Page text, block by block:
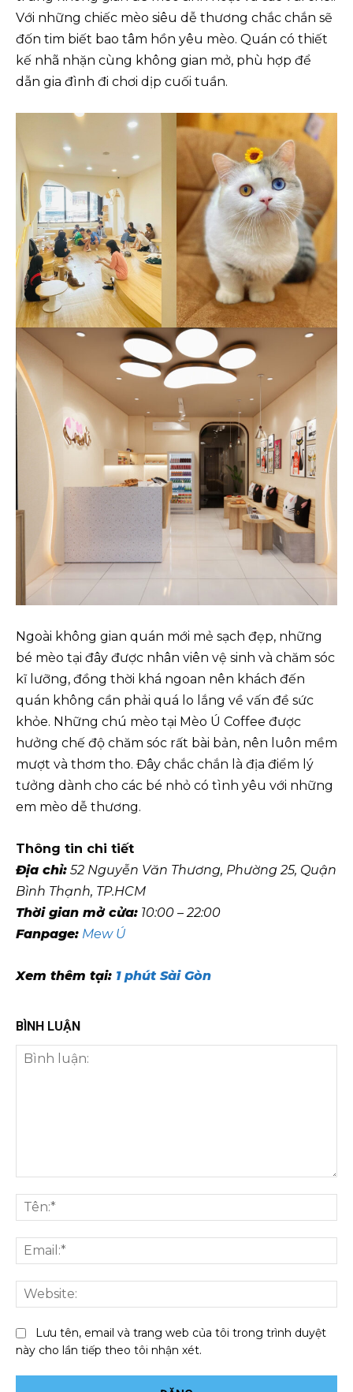
Với những chiếc mèo siêu dễ thương chắc chắn sẽ
đốn tim biết bao tâm hồn yêu mèo. Quán có thiết
kế nhã nhặn cùng không gian mở, phù hợp để
dẫn gia đình đi chơi dịp cuối tuần.
Ngoài không gian quán mới mẻ sạch đẹp, những
bé mèo tại đây được nhân viên vệ sinh và chăm sóc
kĩ lưỡng, đồng thời khá ngoan nên khách đến
quán không cần phải quá lo lắng về vấn đề sức
khỏe. Những chú mèo tại Mèo Ú Coffee được
hưởng chế độ chăm sóc rất bài bản, nên luôn mềm
mượt và thơm tho. Đây chắc chắn là địa điểm lý
tưởng dành cho các bé nhỏ có tình yêu với những
em mèo dễ thương.
Thông tin chi tiết
Địa chỉ: 52 Nguyễn Văn Thương, Phường 25, Quận
Bình Thạnh, TP.HCM
Thời gian mở cửa: 10:00 – 22:00
Fanpage: Mew Ú
Xem thêm tại: 1 phút Sài Gòn
BÌNH LUẬN
luận:
Lưu tên, email và trang web của tôi trong trình duyệt
này cho lần tiếp theo tôi nhận xét.